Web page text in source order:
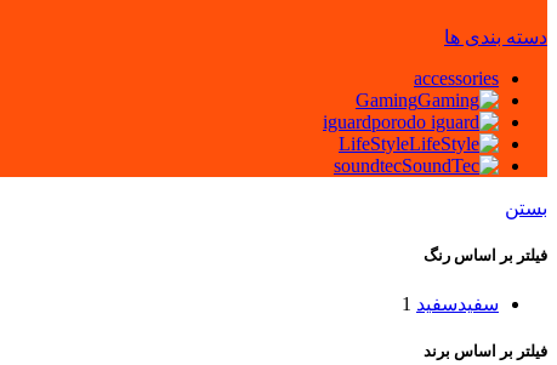
دسته بندی ها
accessories
Gaming
iguard
LifeStyle
soundtec
بستن
فیلتر بر اساس رنگ
سفیدسفید 1
فیلتر بر اساس برند